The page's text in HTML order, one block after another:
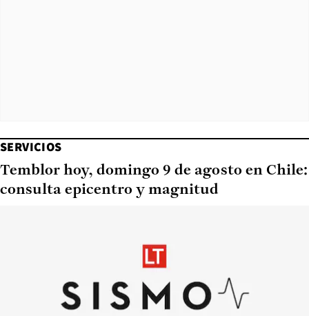
SERVICIOS
Temblor hoy, domingo 9 de agosto en Chile:
consulta epicentro y magnitud